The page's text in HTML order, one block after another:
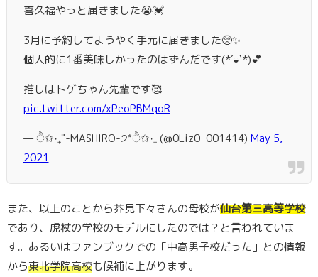
喜久福やっと届きました😭💓
3月に予約してようやく手元に届きました🥺✨
個人的に1番美味しかったのはずんだです(*´◒`*)💕
推しはトゲちゃん先輩です🥰
pic.twitter.com/xPeoPBMqoR
— ੈ✩‧₊˚-MASHIRO-੭*ੈ✩‧₊ (@0Liz0_001414) May 5,
2021
また、以上のことから芥見下々さんの母校が仙台第三高等学校
であり、虎杖の学校のモデルにしたのでは？と言われていま
す。あるいはファンブックでの「中高男子校だった」との情報
から東北学院高校も候補に上がります。